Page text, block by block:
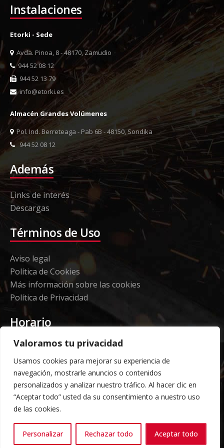
Valoramos tu privacidad
Usamos cookies para mejorar su experiencia de
navegación, mostrarle anuncios o contenidos
personalizados y analizar nuestro tráfico. Al hacer clic en
“Aceptar todo” usted da su consentimiento a nuestro uso
de las cookies.
Personalizar Rechazar todo Aceptar todo
Instalaciones
Etorki - Sede
Avda. Pinoa, 8 - 48170, Zamudio
944 52 08 12
944 52 13 79
info@etorki.es
Almacén Grandes Volúmenes
Pol. Ind. Berreteaga - Pab 6B - 48150, Sondika
944 52 08 12
Además
Links de interés
Descargas
Términos de Uso
Aviso legal
Política de Cookies
Más información sobre las cookies
Política de Privacidad
Horario
Etorki - Sede
Lunes a jueves 08:00 a 16:00
Viernes: 08:00 a 14:00
Almacén Grandes Volúmenes